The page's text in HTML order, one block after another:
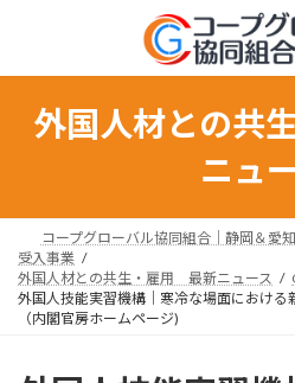
ン
プ
ー
動
外国人材との共
ニュ
コープグローバル協同組合｜静岡＆愛
受入事業
外国人材との共生・雇用 最新ニュース
外国人技能実習機構｜寒冷な場面における
（内閣官房ホームページ)